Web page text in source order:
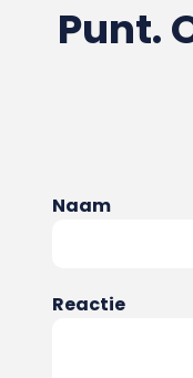
Punt.
Naam
Reactie